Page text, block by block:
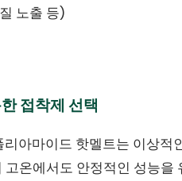
노출 등)
접착제 선택
아마이드 핫멜트는 이상적
온에서도 안정적인 성능